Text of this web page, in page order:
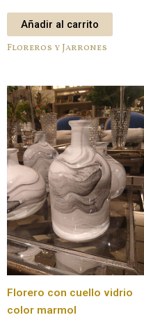
Añadir al carrito
Floreros y Jarrones
Florero con cuello vidrio
color marmol